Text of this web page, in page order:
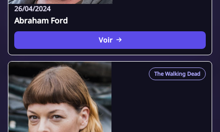
26/04/2024
Abraham Ford
Voir
The Walking Dead